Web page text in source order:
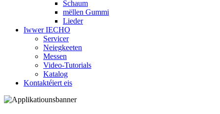
Schaum
mëllen Gummi
Lieder
Iwwer IECHO
Servicer
Neiegkeeten
Messen
Video-Tutorials
Katalog
Kontaktéiert eis